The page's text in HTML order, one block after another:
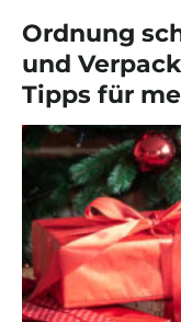
Ordnung
und
Tipps für